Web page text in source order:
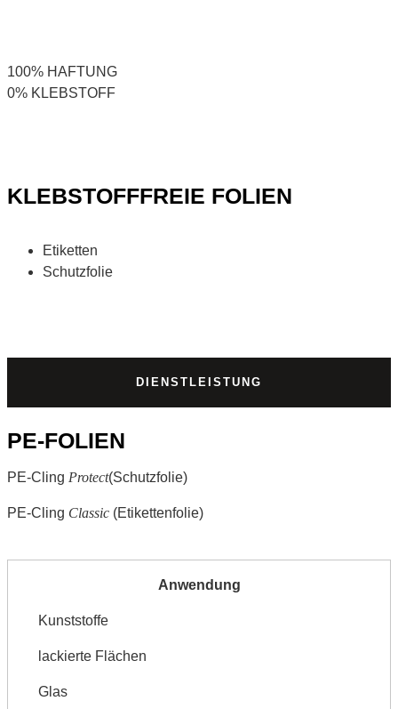
100% HAFTUNG
0% KLEBSTOFF
KLEBSTOFFFREIE FOLIEN
Etiketten
Schutzfolie
DIENSTLEISTUNG
PE-FOLIEN
PE-Cling Protect(Schutzfolie)
PE-Cling Classic (Etikettenfolie)
Kunststoffe
lackierte Flächen
Glas